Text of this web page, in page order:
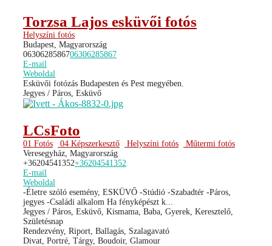
Torzsa Lajos esküvői fotós
Helyszíni fotós
Budapest, Magyarország
0630628586706306285867
E-mail
Weboldal
Esküvői fotózás Budapesten és Pest megyében.
Jegyes / Páros, Esküvő
LCsFoto
01 Fotós 04 Képszerkesztő Helyszíni fotós
Műtermi fotós
Veresegyház, Magyarország
+36204541352+36204541352
E-mail
Weboldal
-Életre szóló esemény, ESKÜVŐ -Stúdió -Szabadtér -Páros,
jegyes -Családi alkalom Ha fényképészt k...
Jegyes / Páros, Esküvő, Kismama, Baba, Gyerek, Keresztelő,
Születésnap
Rendezvény, Riport, Ballagás, Szalagavató
Divat, Portré, Tárgy, Boudoir, Glamour